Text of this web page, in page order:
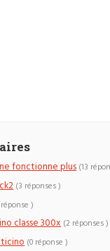
fonctionne plus (13
(3 réponses )
réponse )
classe 300x (2 réponses )
(0 réponse )